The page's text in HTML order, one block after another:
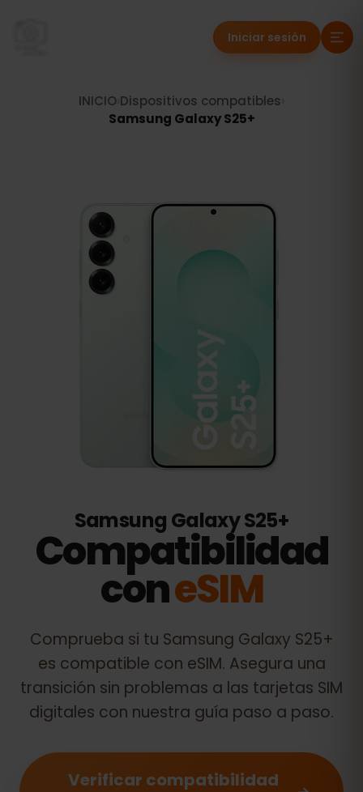
Iniciar sesión
INICIO Dispositivos compatibles
Samsung Galaxy S25+
Samsung Galaxy S25+
Compatibilidad
coneSIM
Comprueba si tu Samsung Galaxy S25+
es compatible con eSIM. Asegura una
transición sin problemas a las tarjetas SIM
digitales con nuestra guía paso a paso.
Verificar compatibilidad